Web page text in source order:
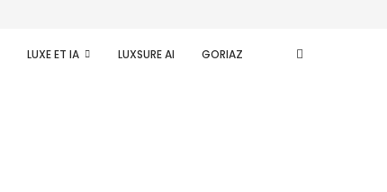
LUXE ET IA LUXSURE AI GORIAZ